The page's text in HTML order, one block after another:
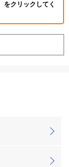
をクリックしてく